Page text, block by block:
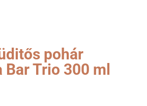
pohár
Bar Trio 300 ml